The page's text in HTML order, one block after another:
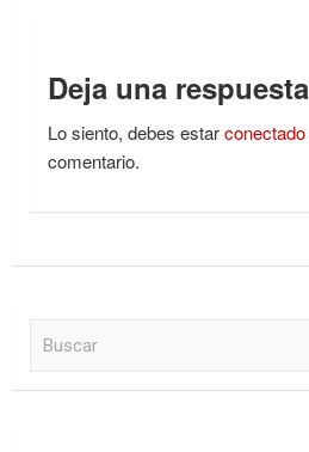
Deja una respuesta
Lo siento, debes estarconectado
comentario.
s